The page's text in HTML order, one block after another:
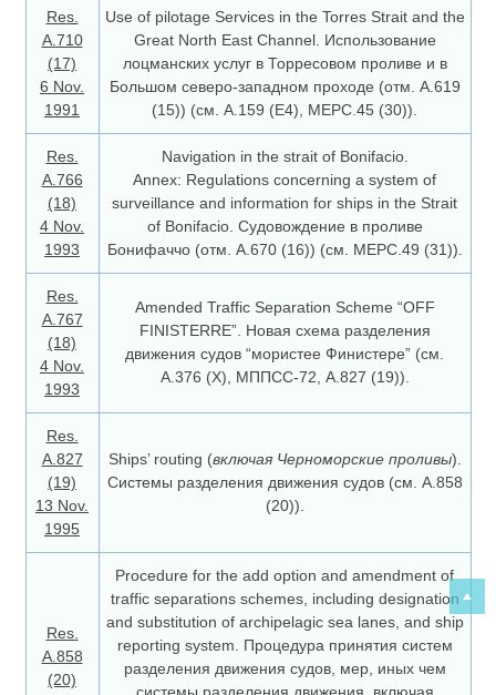
Res.
А.710
(17)
6 Nov.
1991
Use of pilotage Services in the Torres Strait and the
Great North East Channel. Использование
лоцманских услуг в Торресовом проливе и в
Большом северо-западном проходе (отм. А.619
(15)) (см. А.159 (Е4), МЕРС.45 (30)).
Res.
А.766
(18)
4 Nov.
1993
Navigation in the strait of Bonifacio.
Annex: Regulations concerning a system of
surveillance and information for ships in the Strait
of Bonifacio. Судовождение в проливе
Бонифаччо (отм. А.670 (16)) (см. МЕРС.49 (31)).
Res.
A.767
(18)
4 Nov.
1993
Amended Traffic Separation Scheme “OFF
FINISTERRE”. Новая схема разделения
движения судов “мористее Финистере” (см.
А.376 (Х), МППСС-72, А.827 (19)).
Res.
A.827
(19)
13 Nov.
1995
Ships’ routing (включая Черноморские проливы).
Системы разделения движения судов (см. А.858
(20)).
Res.
A.858
(20)
Procedure for the add option and amendment of
traffic separations schemes, including designation
and substitution of archipelagic sea lanes, and ship
reporting system. Процедура принятия систем
разделения движения судов, мер, иных чем